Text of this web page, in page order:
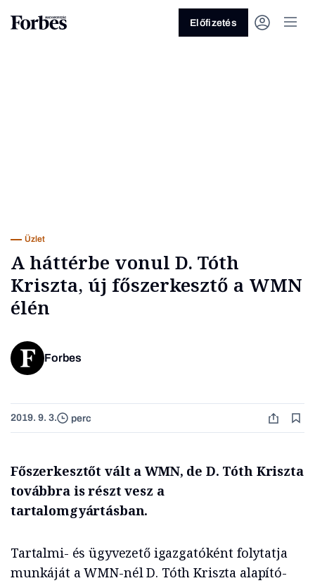
Előfizetés
Üzlet
A háttérbe vonul D. Tóth
Kriszta, új főszerkesztő a WMN
élén
Forbes
2019. 9. 3. perc
Főszerkesztőt vált a WMN, de D. Tóth Kriszta
továbbra is részt vesz a
tartalomgyártásban.
Tartalmi- és ügyvezető igazgatóként folytatja
munkáját a WMN-nél D. Tóth Kriszta alapító-